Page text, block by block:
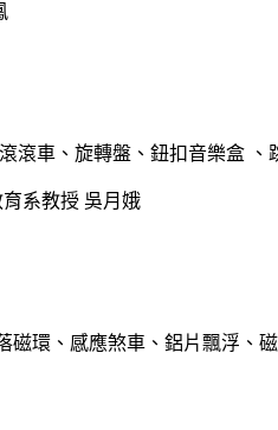
滾車、旋轉盤、鈕扣音樂盒 、
系教授 吳月娥
磁環、感應煞車、鋁片飄浮、